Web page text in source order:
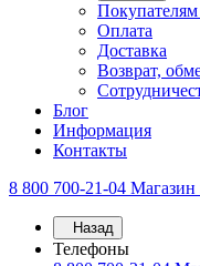
Покупателям
Оплата
Доставка
Возврат,
Блог
Информация
Контакты
8 800 700-21-04 Магазин
Назад
Телефоны